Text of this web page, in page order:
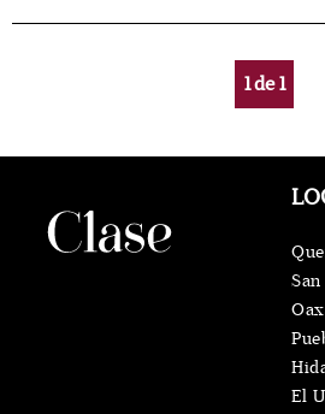
1de1
El